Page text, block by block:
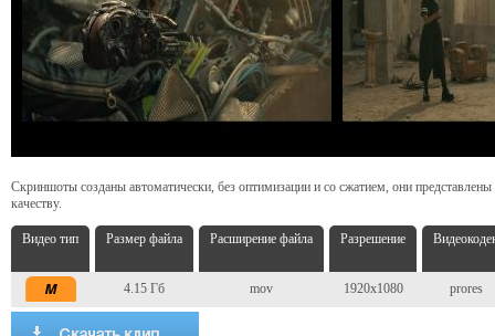
Скриншоты созданы автоматически, без оптимизации и со сжатием, они
качеству.
Видео тип Размер файла Расширение файла Разрешение
4.15 Гб mov 1920x1080 prores